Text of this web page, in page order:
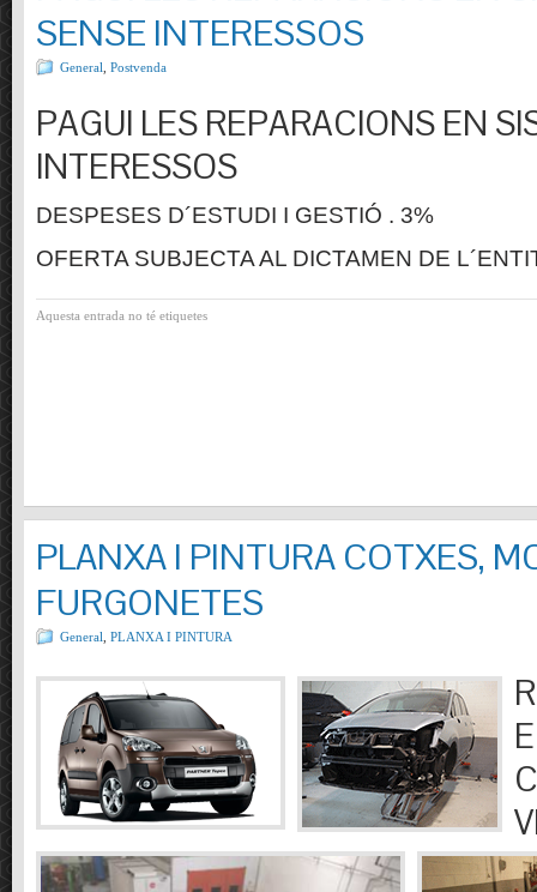
SENSE INTERESSOS
General Postvenda
PAGUI LES REPARACIONS EN
INTERESSOS
DESPESES D´ESTUDI I GESTIÓ . 3%
OFERTA SUBJECTA AL DICTAMEN DE
Aquesta entrada no té etiquetes
PLANXA I PINTURA COTXES,
FURGONETES
General PLANXA I PINTURA